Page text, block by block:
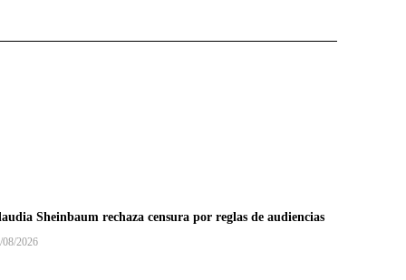
Sheinbaum rechaza censura por reglas de audiencias
08/2026